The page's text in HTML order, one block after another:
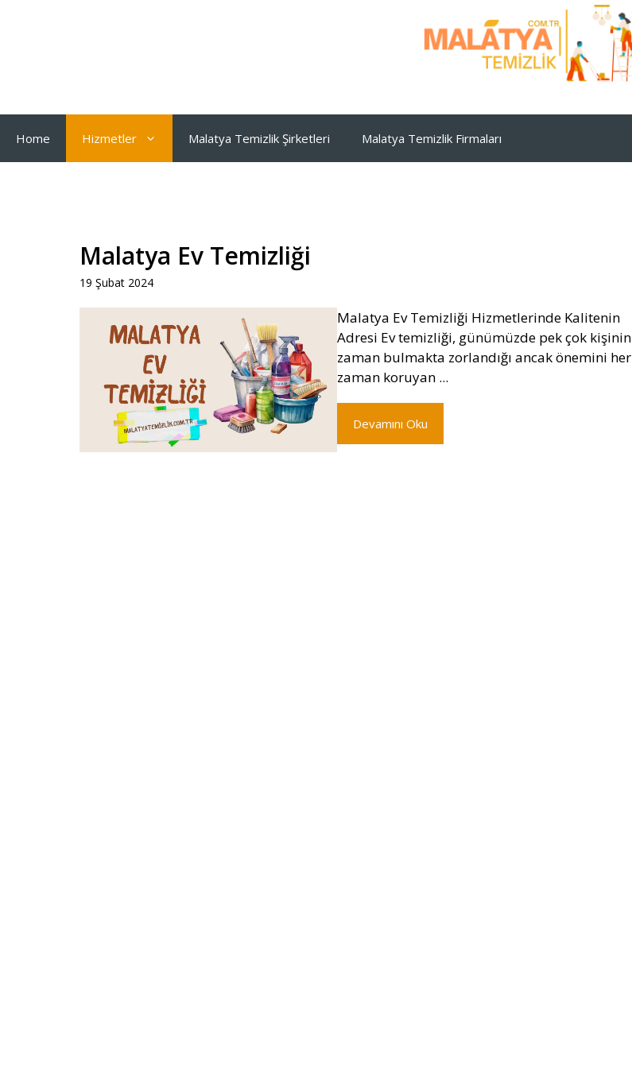
Home Hizmetler Malatya Temizlik Şirketleri Malatya Temizlik Firmaları
Malatya Ev Temizliği
19 Şubat 2024
Malatya Ev Temizliği Hizmetlerinde Kalitenin
Adresi Ev temizliği, günümüzde pek çok kişinin
zaman bulmakta zorlandığı ancak önemini her
zaman koruyan ...
Devamını Oku